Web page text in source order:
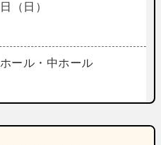
（日）
ール・中ホール